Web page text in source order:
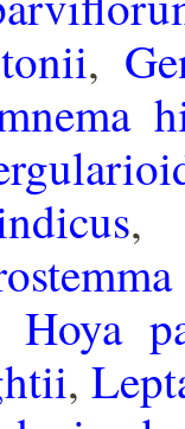
,
Hoya
,